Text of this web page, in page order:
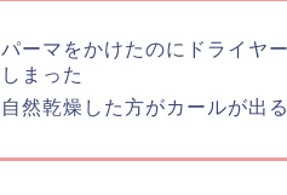
パーマをかけたのにドライヤ
しまった
自然乾燥した方がカールが出